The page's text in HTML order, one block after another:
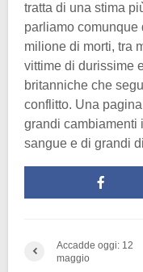
tratta di una stima
parliamo comunque
milione di morti, tra
vittime di durissime
britanniche che
conflitto. Una
grandi cambiamenti
sangue e di grandi
Accadde oggi: 12
maggio